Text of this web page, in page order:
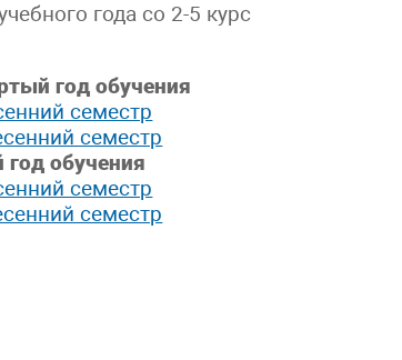
года со 2-5 курс
год обучения
семестр
семестр
обучения
семестр
семестр